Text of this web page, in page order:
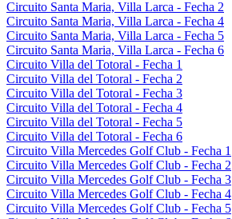
Circuito Santa Maria, Villa Larca - Fecha 2
Circuito Santa Maria, Villa Larca - Fecha 4
Circuito Santa Maria, Villa Larca - Fecha 5
Circuito Santa Maria, Villa Larca - Fecha 6
Circuito Villa del Totoral - Fecha 1
Circuito Villa del Totoral - Fecha 2
Circuito Villa del Totoral - Fecha 3
Circuito Villa del Totoral - Fecha 4
Circuito Villa del Totoral - Fecha 5
Circuito Villa del Totoral - Fecha 6
Circuito Villa Mercedes Golf Club - Fecha 1
Circuito Villa Mercedes Golf Club - Fecha 2
Circuito Villa Mercedes Golf Club - Fecha 3
Circuito Villa Mercedes Golf Club - Fecha 4
Circuito Villa Mercedes Golf Club - Fecha 5